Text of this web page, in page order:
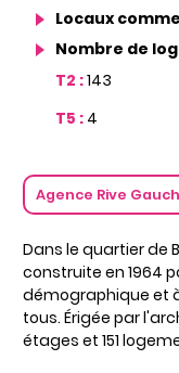
Locaux
Nombre de
T2 :143
T5 : 4
Agence Rive
Dans le quartier de
construite en 1964
démographique et
tous. Érigée par
étages et 151